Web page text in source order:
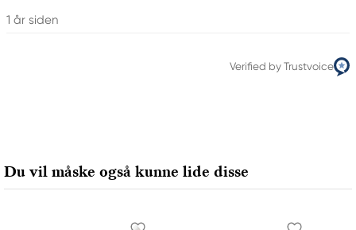
1 år siden
Verified by Trustvoice
Du vil måske også kunne lide disse